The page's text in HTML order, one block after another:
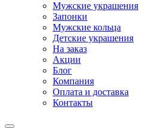
Мужские украшения
Запонки
Мужские кольца
Детские украшения
На заказ
Акции
Блог
Компания
Оплата и доставка
Контакты